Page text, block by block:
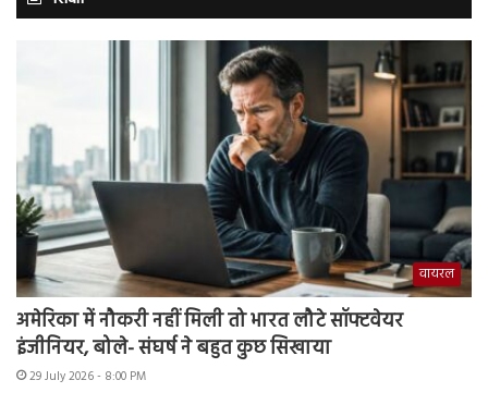
वायरल
अमेरिका में नौकरी नहीं मिली तो भारत लौटे सॉफ्टवेयर
इंजीनियर, बोले- संघर्ष ने बहुत कुछ सिखाया
29 July 2026 - 8:00 PM